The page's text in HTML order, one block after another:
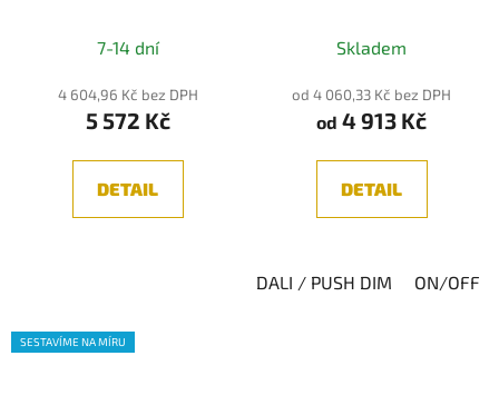
Šedá
7-14 dní
4 604,96 Kč bez DPH
5 572 Kč
DETAIL
Skladem
od 4 060,33 Kč bez DPH
od 4 913 Kč
DETAIL
DALI / PUSH DIM ON/OFF
SESTAVÍME NA MÍRU